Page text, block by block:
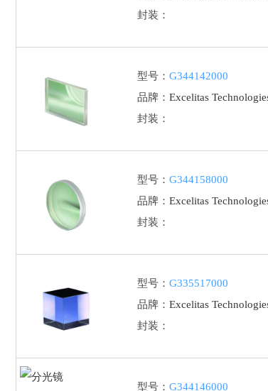
封装：
型号： G344142000
品牌： Excelitas
封装：
型号： G344158000
品牌： Excelitas
封装：
型号： G335517000
品牌： Excelitas
封装：
型号： G344146000